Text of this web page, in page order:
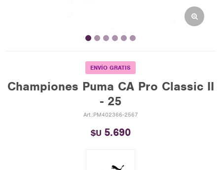
ENVÍO GRATIS
Championes Puma CA Pro Classic II
- 25
PM402366-2567
$U 5.690